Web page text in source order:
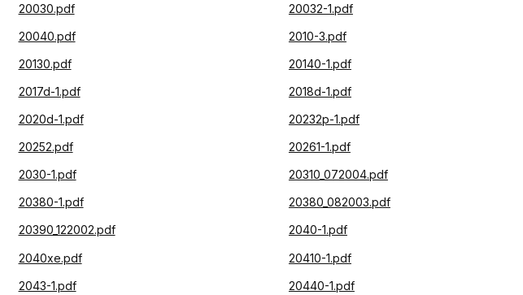
20030.pdf 20032-1.pdf
20040.pdf 2010-3.pdf
20130.pdf 20140-1.pdf
2017d-1.pdf 2018d-1.pdf
2020d-1.pdf 20232p-1.pdf
20252.pdf 20261-1.pdf
2030-1.pdf 20310_072004.pdf
20380-1.pdf 20380_082003.pdf
20390_122002.pdf 2040-1.pdf
2040xe.pdf 20410-1.pdf
2043-1.pdf 20440-1.pdf